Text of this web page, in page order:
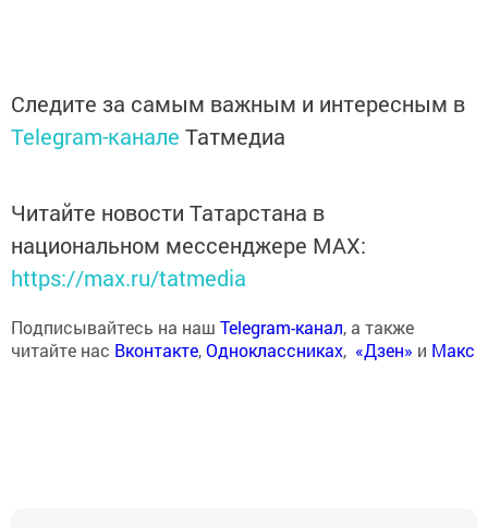
Следите за самым важным и интересным в
Telegram-канале Татмедиа
Читайте новости Татарстана в
национальном мессенджере MАХ:
https://max.ru/tatmedia
Подписывайтесь на наш Telegram-канал, а также
читайте нас Вконтакте,Одноклассниках, «Дзен» и Макс